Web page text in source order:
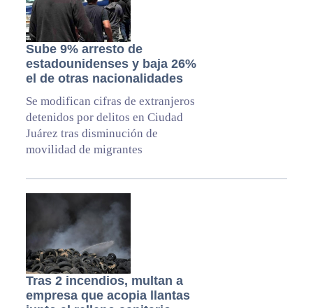
Sube 9% arresto de
estadounidenses y baja 26%
el de otras nacionalidades
Se modifican cifras de extranjeros
detenidos por delitos en Ciudad
Juárez tras disminución de
movilidad de migrantes
Tras 2 incendios, multan a
empresa que acopia llantas